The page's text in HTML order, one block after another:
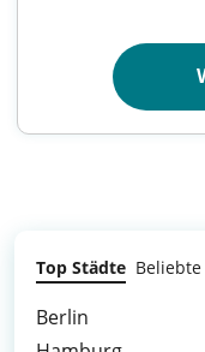
Top Städte
Berlin